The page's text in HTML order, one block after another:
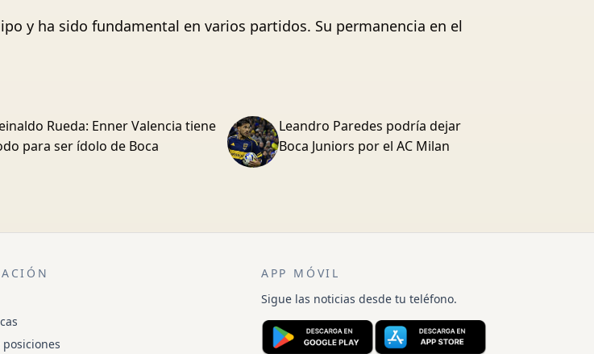
y ha sido fundamental en varios partidos. Su permanencia en el
Rueda: Enner Valencia tiene
para ser ídolo de Boca
Leandro Paredes podría dejar
Boca Juniors por el AC Milan
posiciones
APP MÓVIL
Sigue las noticias desde tu teléfono.